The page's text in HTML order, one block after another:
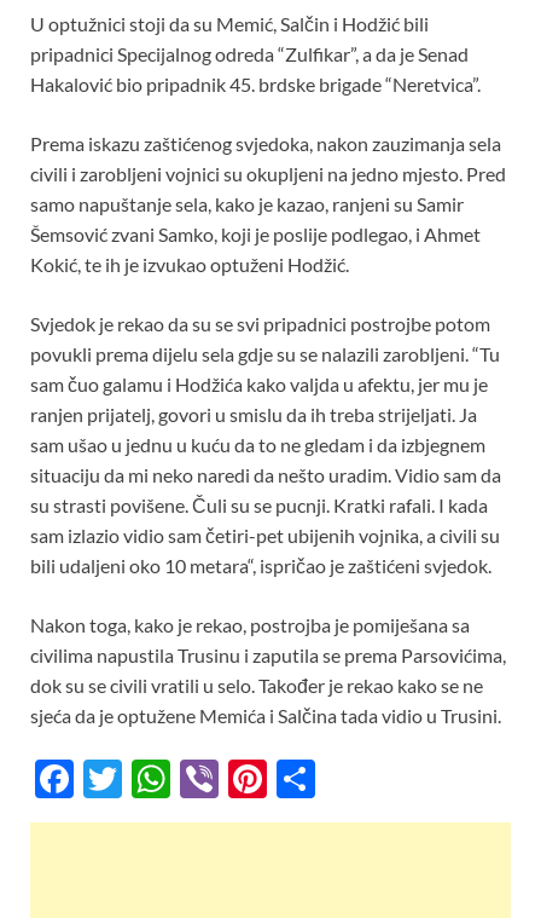
U optužnici stoji da su Memić, Salčin i Hodžić bili
pripadnici Specijalnog odreda “Zulfikar”, a da je Senad
Hakalović bio pripadnik 45. brdske brigade “Neretvica”.
Prema iskazu zaštićenog svjedoka, nakon zauzimanja sela
civili i zarobljeni vojnici su okupljeni na jedno mjesto. Pred
samo napuštanje sela, kako je kazao, ranjeni su Samir
Šemsović zvani Samko, koji je poslije podlegao, i Ahmet
Kokić, te ih je izvukao optuženi Hodžić.
Svjedok je rekao da su se svi pripadnici postrojbe potom
povukli prema dijelu sela gdje su se nalazili zarobljeni. “Tu
sam čuo galamu i Hodžića kako valjda u afektu, jer mu je
ranjen prijatelj, govori u smislu da ih treba strijeljati. Ja
sam ušao u jednu u kuću da to ne gledam i da izbjegnem
situaciju da mi neko naredi da nešto uradim. Vidio sam da
su strasti povišene. Čuli su se pucnji. Kratki rafali. I kada
sam izlazio vidio sam četiri-pet ubijenih vojnika, a civili su
bili udaljeni oko 10 metara“, ispričao je zaštićeni svjedok.
Nakon toga, kako je rekao, postrojba je pomiješana sa
civilima napustila Trusinu i zaputila se prema Parsovićima,
dok su se civili vratili u selo. Također je rekao kako se ne
sjeća da je optužene Memića i Salčina tada vidio u Trusini.
F
ac
T
w
W
h
Vi
b
Pi
nt h